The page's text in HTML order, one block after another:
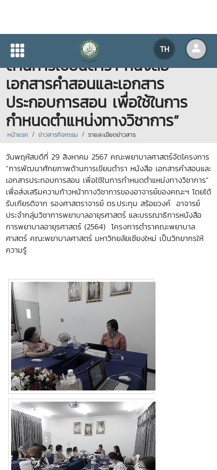
TH
โครงการ “การพัฒนาศักยภาพ
ด้านการเขียนตำรา หนังสือ
เอกสารคำสอนและเอกสาร
ประกอบการสอน เพื่อใช้ในการ
กำหนดตำแหน่งทางวิชาการ”
หน้าแรก ข่าวสารกิจกรรม รายละเอียดข่าวสาร
วันพฤหัสบดีที่ 29 สิงหาคม 2567 คณะพยาบาลศาสตร์จัดโครงการ
“การพัฒนาศักยภาพด้านการเขียนตำรา หนังสือ เอกสารคำสอนและ
เอกสารประกอบการสอน เพื่อใช้ในการกำหนดตำแหน่งทางวิชาการ”
เพื่อส่งเสริมความก้าวหน้าทางวิชาการของอาจารย์ของคณะฯ โดยได้
รับเกียรติจาก รองศาสตราจารย์ ดร.ประทุม สร้อยวงค์ อาจารย์
ประจำกลุ่มวิชาการพยาบาลอายุรศาสตร์ และบรรณาธิการหนังสือ
การพยาบาลอายุรศาสตร์ (2564) โครงการตำราคณะพยาบาล
ศาสตร์ คณะพยาบาลศาสตร์ มหาวิทยลัยเชียงใหม่ เป็นวิทยากรให้
ความรู้